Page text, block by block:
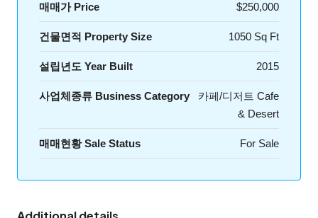
매매가 Price $250,000
건물면적 Property Size 1050 Sq Ft
설립년도 Year Built 2015
사업체종류 Business Category
카페/디저트 Cafe
& Desert
매매현황 Sale Status For Sale